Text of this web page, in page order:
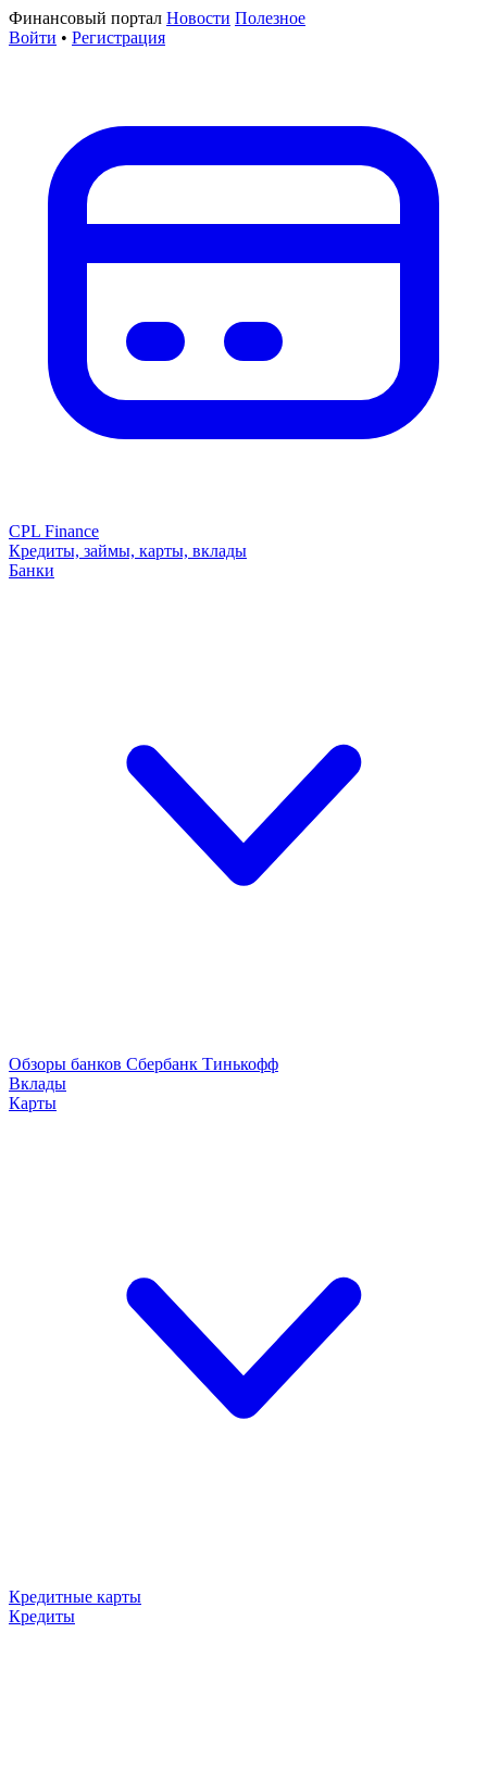
Финансовый портал Новости Полезное
Войти • Регистрация
CPL Finance
Кредиты, займы, карты, вклады
Банки
Обзоры банков Сбербанк Тинькофф
Вклады
Карты
Кредитные карты
Кредиты